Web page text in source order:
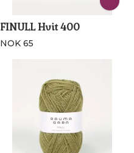
FINULL Hvit 400
NOK 65